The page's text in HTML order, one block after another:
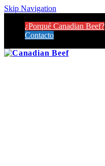
Skip Navigation
¿Porqué Canadian Beef?
Contacto